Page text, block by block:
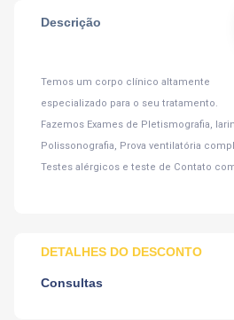
Descrição
Temos um corpo clínico altamente
especializado para o seu tratamento.
Fazemos Exames de Pletismografia,
Polissonografia, Prova ventilatória
Testes alérgicos e teste de Contato
DETALHES DO DESCONTO
Consultas